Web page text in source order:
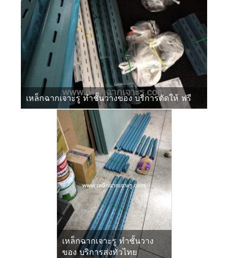
เหล็กฉากเจาะรู ทำชั้นวางของ บริการตัดให้ ฟรี
เหล็กฉากเจาะรู ทำชั้นวาง
ของ บริการส่งทั่วไทย